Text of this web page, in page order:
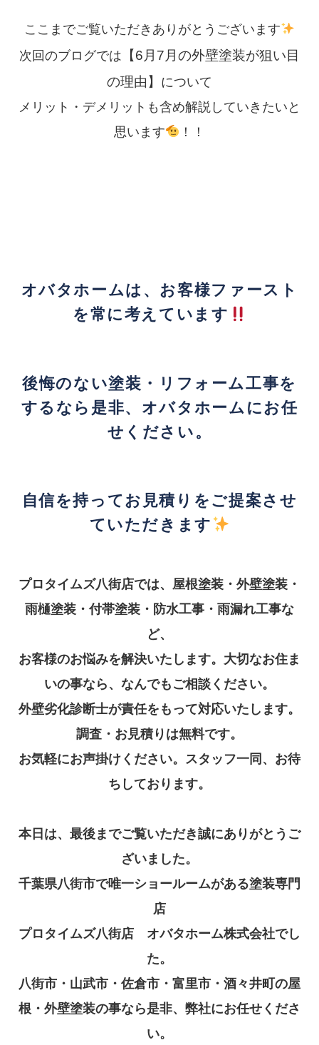
ここまでご覧いただきありがとうございます
次回のブログでは 【6月7月の外壁塗装が狙い目
の理由】 について
メリット・デメリットも含め解説していきたいと
思います
！！
オバタホームは、お客様ファースト
を常に考えています
後悔のない塗装・リフォーム工事を
するなら是非、オバタホームにお任
せください。
自信を持ってお見積りをご提案させ
ていただきます
プロタイムズ八街店では、屋根塗装・外壁塗装・
雨樋塗装・付帯塗装・防水工事・雨漏れ工事な
ど、
お客様のお悩みを解決いたします。 大切なお住ま
いの事なら、なんでもご相談ください。
外壁劣化診断士が責任をもって対応いたします。
調査・お見積りは無料です。
お気軽にお声掛けください。スタッフ一同、お待
ちしております。
本日は、最後までご覧いただき誠にありがとうご
ざいました。
千葉県八街市で唯一ショールームがある塗装専門
店
プロタイムズ八街店 オバタホーム株式会社でし
た。
八街市・山武市・佐倉市・富里市・酒々井町の屋
根・外壁塗装の事なら是非、弊社にお任せくださ
い。